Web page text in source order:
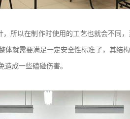
所以在制作时使用的工艺也就会不同
就需要满足一定安全性标准了，其结
成一些磕碰伤害。